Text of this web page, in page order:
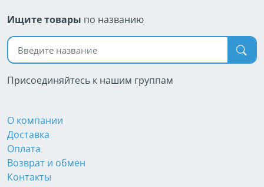
Ищите товары по названию
Поиск по названию
Присоединяйтесь к нашим группам
О компании
Доставка
Оплата
Возврат и обмен
Контакты